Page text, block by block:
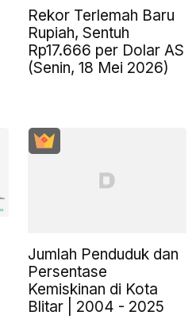
Rekor Terlemah Baru
Rupiah, Sentuh
Rp17.666 per Dolar AS
(Senin, 18 Mei 2026)
Jumlah Penduduk dan
Persentase
Kemiskinan di Kota
Blitar | 2004 - 2025